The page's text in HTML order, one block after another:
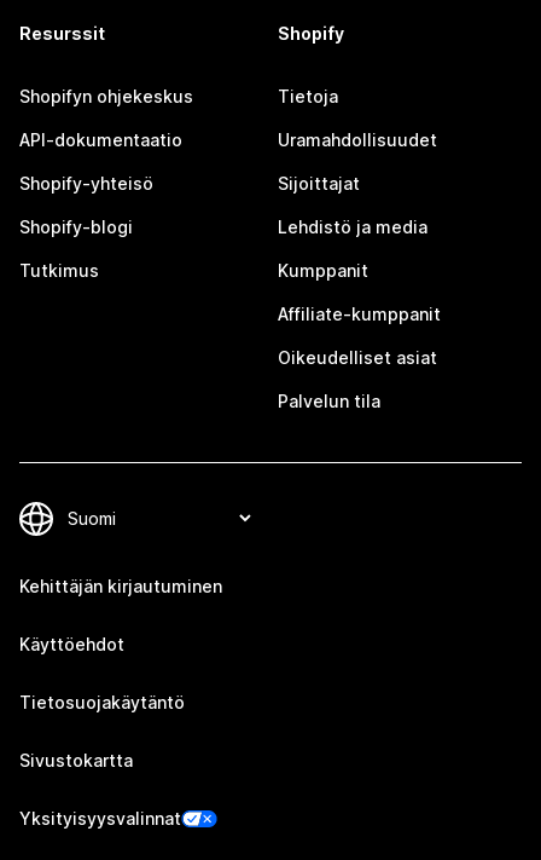
Resurssit
Shopifyn ohjekeskus
API-dokumentaatio
Shopify-yhteisö
Shopify-blogi
Tutkimus
Shopify
Tietoja
Uramahdollisuudet
Sijoittajat
Lehdistö ja media
Kumppanit
Affiliate-kumppanit
Oikeudelliset asiat
Palvelun tila
Kehittäjän kirjautuminen
Käyttöehdot
Tietosuojakäytäntö
Sivustokartta
Yksityisyysvalinnat